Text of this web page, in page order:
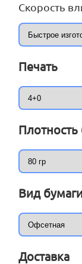
Скорость
Печать
Плотность
Вид
Доставка